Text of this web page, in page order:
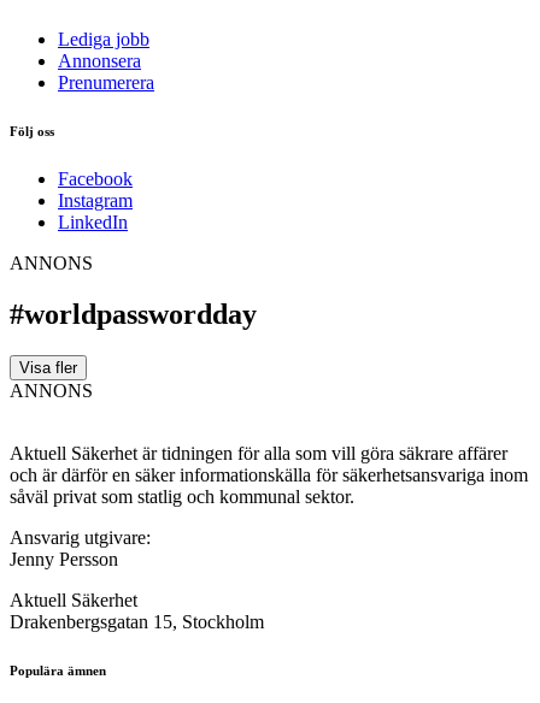
Lediga jobb
Annonsera
Prenumerera
Följ oss
Facebook
Instagram
LinkedIn
ANNONS
#worldpasswordday
Visa fler
ANNONS
Aktuell Säkerhet är tidningen för alla som vill göra säkrare affärer
och är därför en säker informationskälla för säkerhets­ansvariga inom
såväl privat som statlig och kommunal sektor.
Ansvarig utgivare:
Jenny Persson
Aktuell Säkerhet
Drakenbergsgatan 15, Stockholm
Populära ämnen